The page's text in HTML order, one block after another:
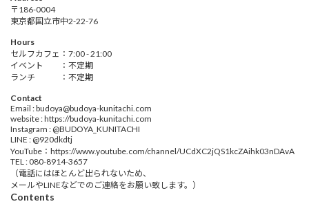
〒186-0004
東京都国立市中2-22-76
Hours
セルフカフェ：7:00 - 21:00
イベント ：不定期
ランチ ：不定期
Contact
Email : budoya@budoya-kunitachi.com
website : https://budoya-kunitachi.com
Instagram : @BUDOYA_KUNITACHI
LINE : @920dkdtj
YouTube：https://www.youtube.com/channel/UCdXC2jQS1kcZAihk03nDAvA
TEL : 080-8914-3657
（電話にはほとんど出られないため、
メールやLINEなどでのご連絡をお願い致します。）
Contents